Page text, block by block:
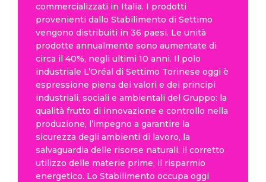
commercializzati in Italia. I prodotti
provenienti dallo Stabilimento di Settimo
vengono distribuiti in 36 paesi. Le unità
prodotte annualmente sono aumentate di
circa il 40%, negli ultimi 10 anni. Il polo
industriale L’Oréal di Settimo Torinese oggi è
espressione piena dei valori e dei principi
industriali, sociali e ambientali del Gruppo: la
qualità frutto di innovazione e controllo nella
produzione, l’impegno a garantire la
sicurezza degli ambienti di lavoro, la
salvaguardia delle risorse naturali, il corretto
utilizzo delle materie prime, il risparmio
energetico. Lo Stabilimento occupa oggi